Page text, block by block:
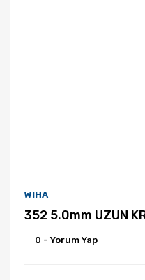
WIHA
352 5.0mm UZUN
0 - Yorum Yap